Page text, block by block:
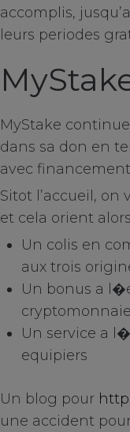
accomplis,
leurs periodes
MyStake
dans sa don en
avec
Sitot l’accueil,
et cela orient
Un colis en
aux trois
Un bonus a
cryptomonnaie
Un service a
equipiers
Un blog pour
une accident
Your Privacy
Strictly
Performance